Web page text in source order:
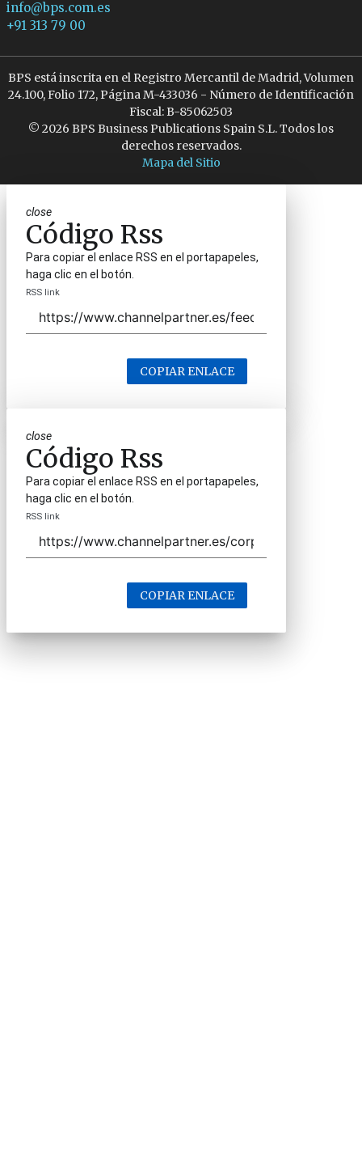
info@bps.com.es
+91 313 79 00
BPS está inscrita en el Registro Mercantil de Madrid, Volumen
24.100, Folio 172, Página M-433036 - Número de Identificación
Fiscal: B-85062503
© 2026 BPS Business Publications Spain S.L. Todos los
derechos reservados.
Mapa del Sitio
close
Código Rss
Para copiar el enlace RSS en el portapapeles,
haga clic en el botón.
RSS link
COPIAR ENLACE
close
Código Rss
Para copiar el enlace RSS en el portapapeles,
haga clic en el botón.
RSS link
COPIAR ENLACE